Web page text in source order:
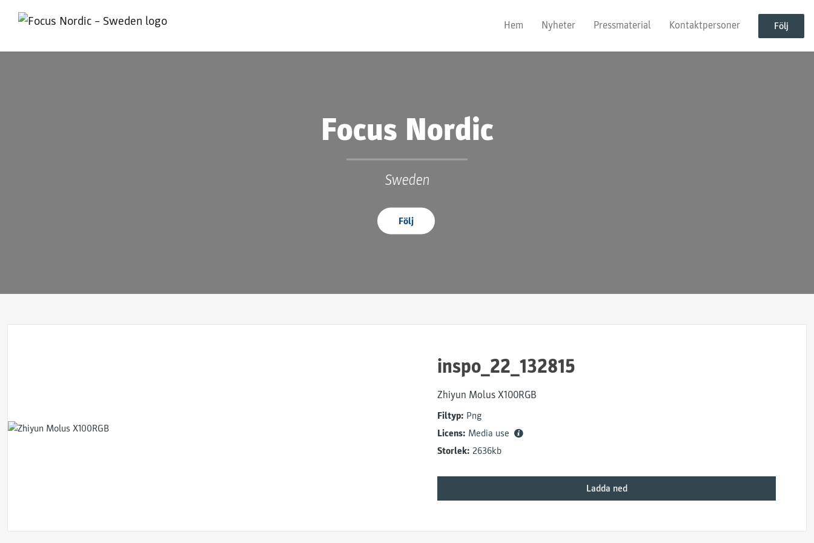
Hem Nyheter Pressmaterial Kontaktpersoner Följ
Focus Nordic
Sweden
Följ
inspo_22_132815
Zhiyun Molus X100RGB
Filtyp: Png
Licens: Media use
Storlek: 2636kb
Ladda ned